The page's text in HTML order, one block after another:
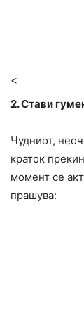
<
2. Стави
Чудниот,
краток
момент се
прашува: